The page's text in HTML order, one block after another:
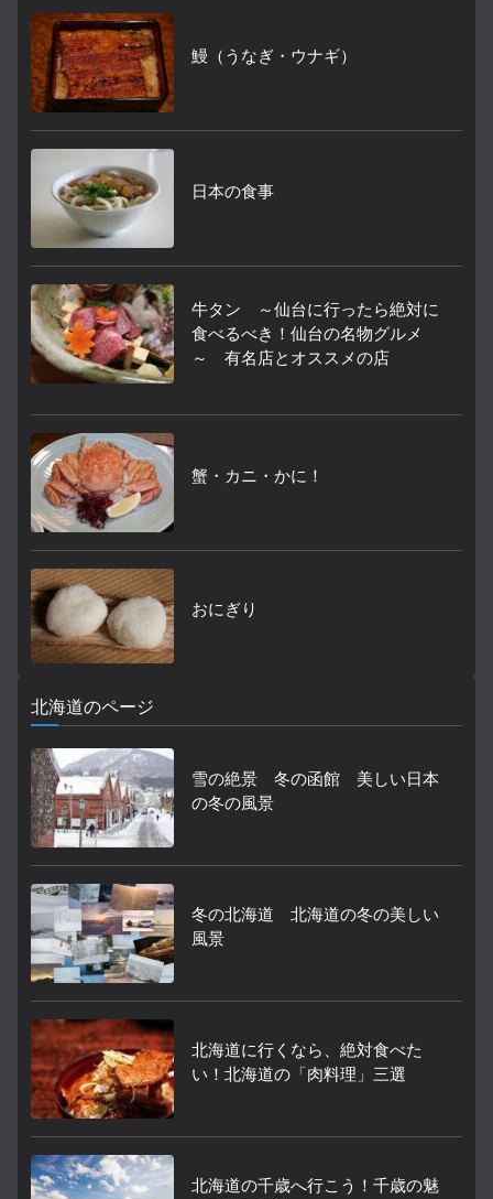
鰻（うなぎ・ウナギ）
日本の食事
牛タン ～仙台に行ったら絶対に
食べるべき！仙台の名物グルメ
～ 有名店とオススメの店
蟹・カニ・かに！
おにぎり
北海道のページ
雪の絶景 冬の函館 美しい日本
の冬の風景
冬の北海道 北海道の冬の美しい
風景
北海道に行くなら、絶対食べた
い！北海道の「肉料理」三選
北海道の千歳へ行こう！千歳の魅